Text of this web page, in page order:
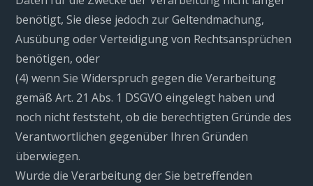
benötigt, Sie diese jedoch zur Geltendmachung,
Ausübung oder Verteidigung von Rechtsansprüchen
benötigen, oder
(4) wenn Sie Widerspruch gegen die Verarbeitung
gemäß Art. 21 Abs. 1 DSGVO eingelegt haben und
noch nicht feststeht, ob die berechtigten Gründe des
Verantwortlichen gegenüber Ihren Gründen
überwiegen.
Wurde die Verarbeitung der Sie betreffenden